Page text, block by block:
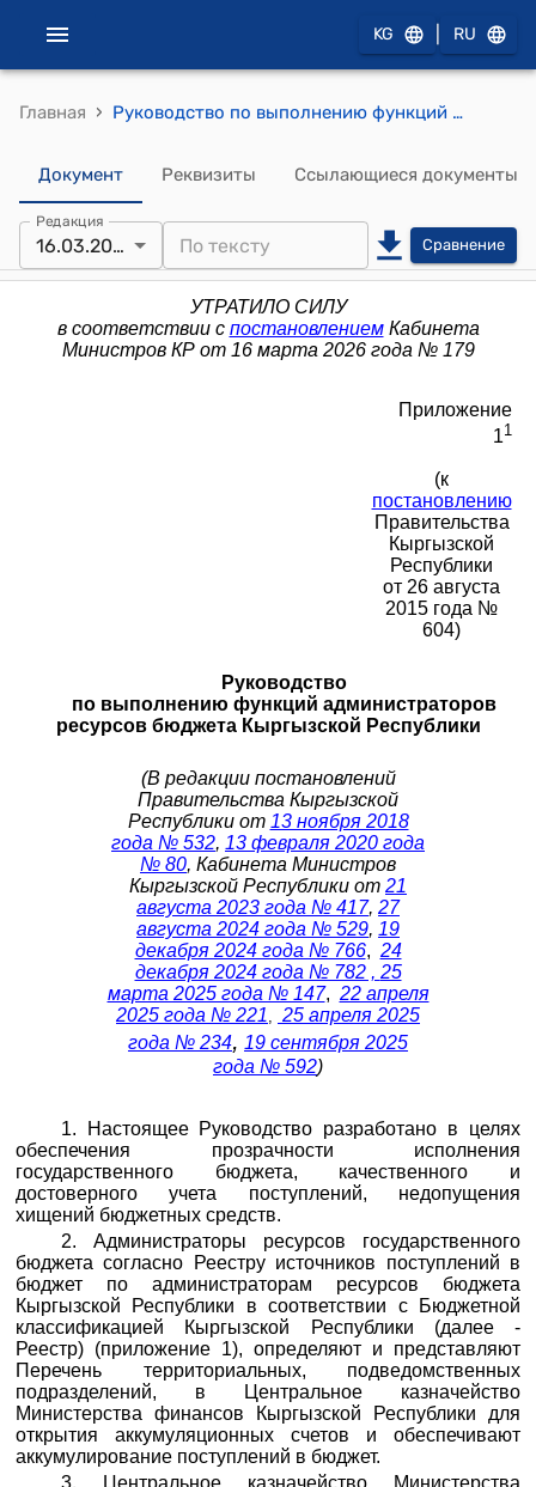
KG RU
Главная › Руководство по выполнению функций администраторов ресурсов бюджета Кыргызской Республики (к постановлению Правительства Кыргызской Республики от 26 августа 2015 года № 604)
Документ Реквизиты Ссылающиеся документы
Редакция
16.03.2026 Сравнение